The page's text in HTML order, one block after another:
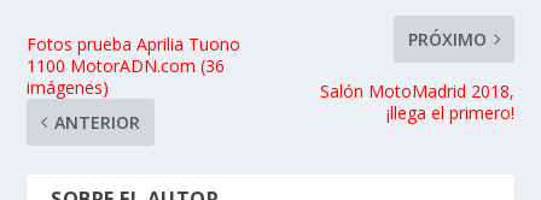
Fotos prueba Aprilia Tuono
1100 MotorADN.com (36
imágenes)
ANTERIOR
PRÓXIMO
Salón MotoMadrid 2018,
¡llega el primero!